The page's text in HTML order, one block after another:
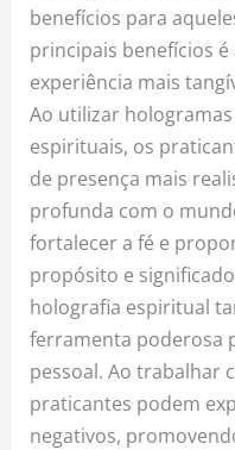
benefícios para
principais benefícios
experiência mais
Ao utilizar
espirituais, os
de presença mais
profunda com o
fortalecer a fé e
propósito e
holografia espiritual
ferramenta poderosa
pessoal. Ao trabalhar
praticantes podem
negativos,